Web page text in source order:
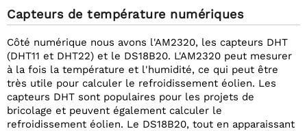
Capteurs de température numériques
Côté numérique nous avons l'AM2320, les capteurs DHT
(DHT11 et DHT22) et le DS18B20. L'AM2320 peut mesurer
à la fois la température et l'humidité, ce qui peut être
très utile pour calculer le refroidissement éolien. Les
capteurs DHT sont populaires pour les projets de
bricolage et peuvent également calculer le
refroidissement éolien. Le DS18B20, tout en apparaissant